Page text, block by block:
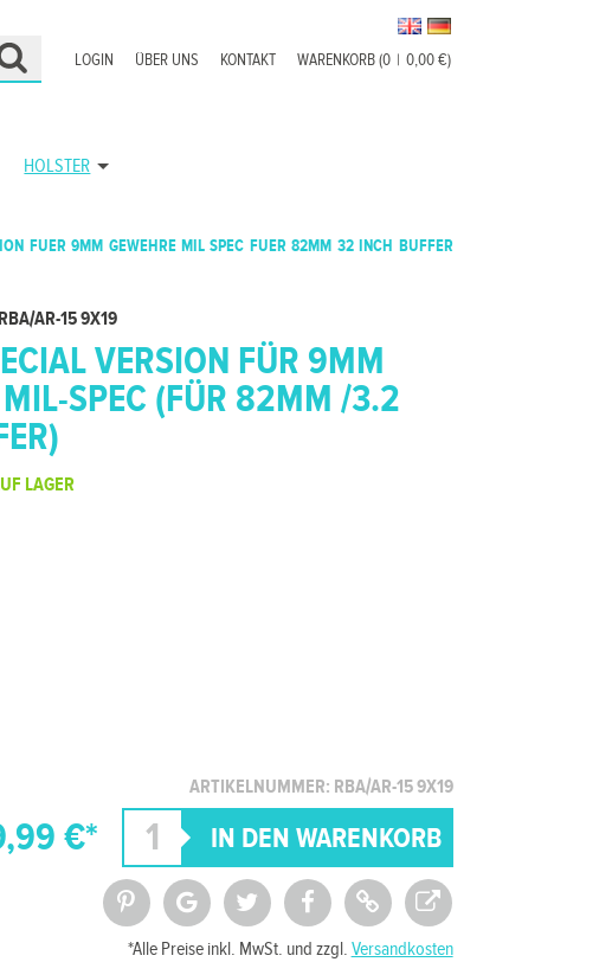
WARENKORB (0 | 0,00 €)
KONTAKT
ÜBER UNS
LOGIN
HOLSTER
FUER 9MM GEWEHRE MIL SPEC FUER 82MM 32 INCH BUFFER
RBA/AR-15 9X19
VERSION FÜR 9MM
MIL-SPEC (FÜR 82MM /3.2
ARTIKELNUMMER: RBA/AR-15 9X19
LAGER
€*
*Alle Preise inkl. MwSt. und zzgl. Versandkosten